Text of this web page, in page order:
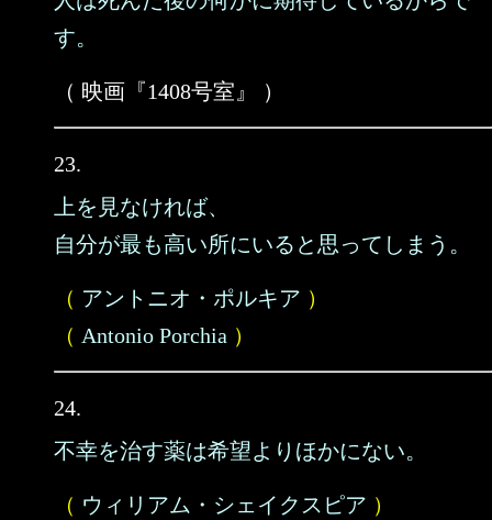
す。
（ 映画『1408号室』 ）
23.
上を見なければ、
自分が最も高い所にいると思ってしまう。
（ アントニオ・ポルキア ）
（ Antonio Porchia ）
24.
不幸を治す薬は希望よりほかにない。
（ ウィリアム・シェイクスピア ）